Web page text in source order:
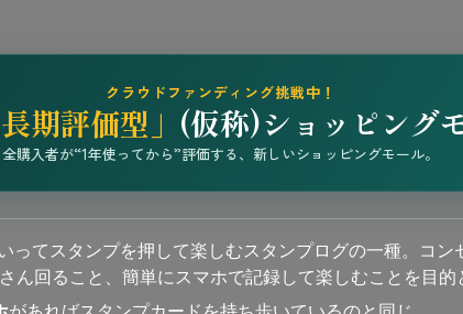
クラウドファンディング挑戦中！
期評価型」 (仮称)ショッピング
全購入者が“1年使ってから”評価する、新しいショッピングモール。
てスタンプを押して楽しむスタンプログの一種。コン
ん回ること、簡単にスマホで記録して楽しむことを目的